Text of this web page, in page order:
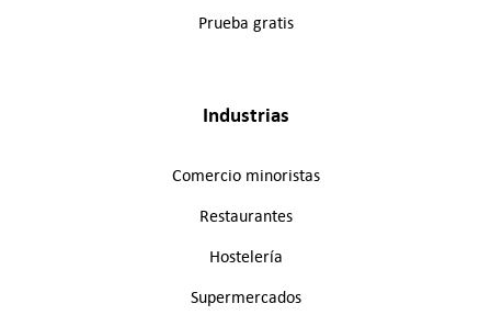
Prueba gratis
Industrias
Comercio minoristas
Restaurantes
Hostelería
Supermercados